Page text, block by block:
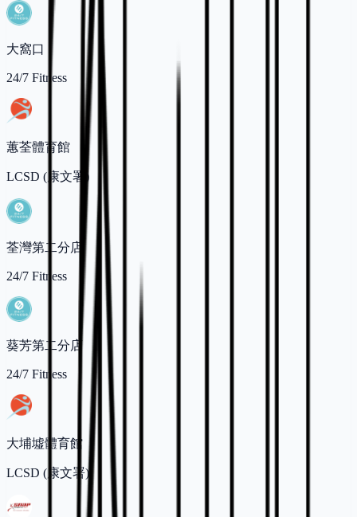
大窩口
24/7 Fitness
蕙荃體育館
LCSD (康文署)
荃灣第二分店
24/7 Fitness
葵芳第二分店
24/7 Fitness
大埔墟體育館
LCSD (康文署)